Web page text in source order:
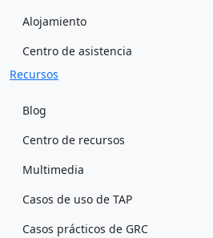
Alojamiento
Centro de asistencia
Recursos
Blog
Centro de recursos
Multimedia
Casos de uso de TAP
Casos prácticos de GRC